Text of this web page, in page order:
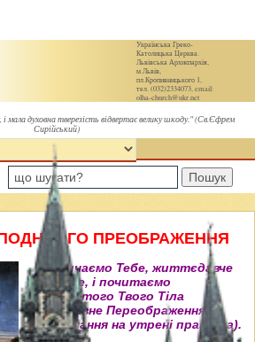
Українська Греко-
Католицька Церква.
Львівська Архиєпархія,
м.Львів,
пл.Кропивницького 1,
тел. (032)2334073, email:
olha-church@ukr.net
мала духовна тверезість відвертає велику шкоду." (Св.Єфрем
Сирійський)
Пошук
ПРЕОБРАЖЕННЯ
"Величаємо Тебе, життєдавче
Христе, і почитаємо
пречистого Твого Тіла
преславне Переображення"
(Величання на утрені празника).